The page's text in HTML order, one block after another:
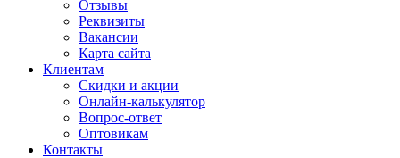
Отзывы
Реквизиты
Вакансии
Карта сайта
Клиентам
Скидки и акции
Онлайн-калькулятор
Вопрос-ответ
Оптовикам
Контакты